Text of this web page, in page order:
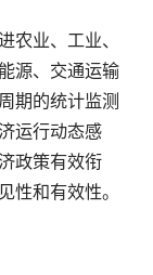
农业、工业、
源、交通运输
期的统计监测
运行动态感
政策有效衔
性和有效性。